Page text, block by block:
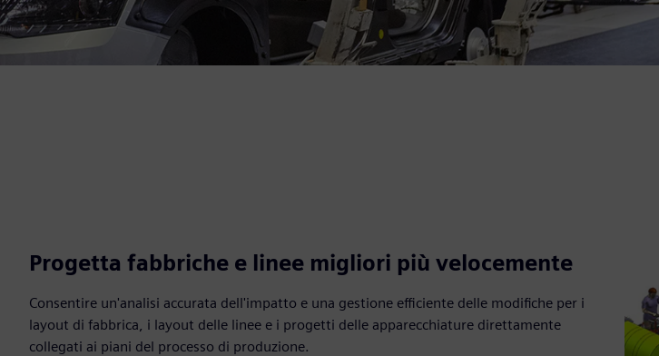
Progetta fabbriche e linee migliori più velocemente
Consentire un'analisi accurata dell'impatto e una gestione efficiente delle modifiche per i
layout di fabbrica, i layout delle linee e i progetti delle apparecchiature direttamente
collegati ai piani del processo di produzione.